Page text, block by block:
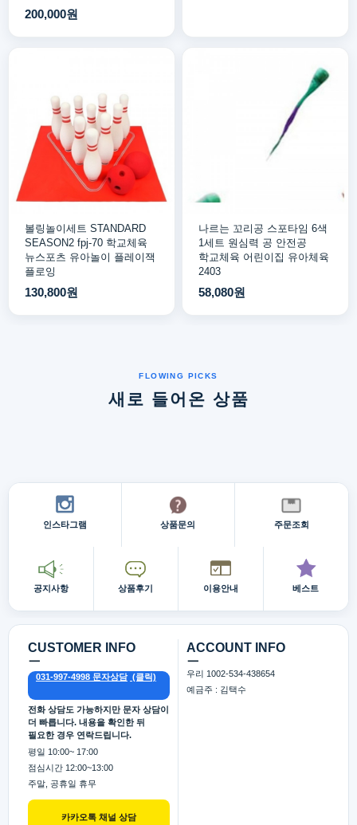
200,000원
볼링놀이세트 STANDARD
SEASON2 fpj-70 학교체육
뉴스포츠 유아놀이 플레이잭
플로잉
130,800원
나르는 꼬리공 스포타임 6색
1세트 원심력 공 안전공
학교체육 어린이집 유아체육
2403
58,080원
새로 들어온 상품
인스타그램 상품문의 주문조회
공지사항 상품후기 이용안내 베스트
CUSTOMER INFO
카카오톡 채널 상담
ㅡ
031-997-4998 문자상담
전화 상담도 가능하지만 문자 상담이
더 빠릅니다. 내용을 확인한 뒤
필요한 경우 연락드립니다.
평일 10:00~ 17:00
점심시간 12:00~13:00
주말, 공휴일 휴무
ACCOUNT INFO
ㅡ
우리 1002-534-438654
예금주 : 김택수